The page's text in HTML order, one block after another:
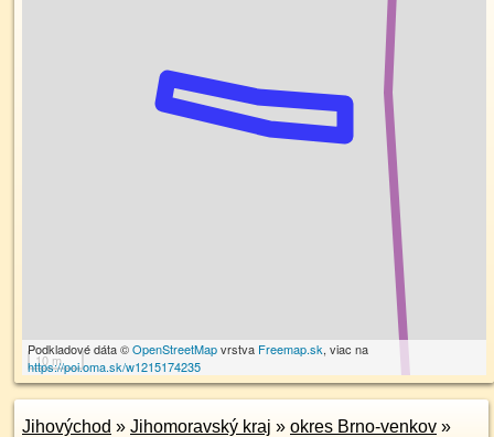
10 m
Podkladové dáta ©OpenStreetMapvrstva Freemap.sk, viac na
https://poi.oma.sk/w1215174235
Jihovýchod » Jihomoravský kraj » okres Brno-venkov »